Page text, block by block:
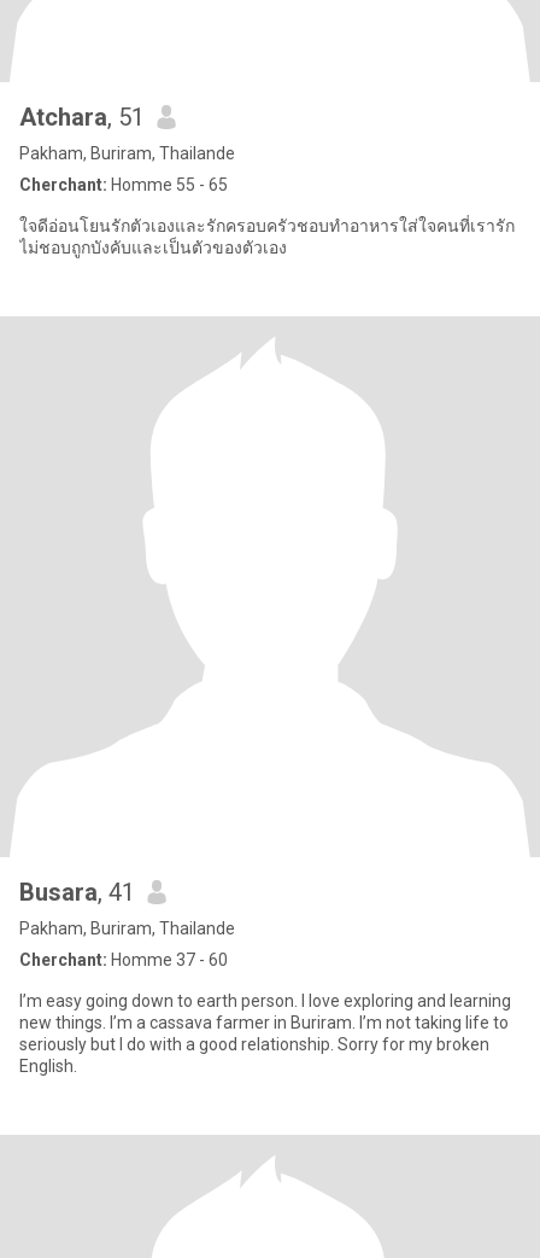
Atchara, 51
Pakham, Buriram, Thailande
Cherchant: Homme 55 - 65
ใจดีอ่อนโยนรักตัวเองและรักครอบครัวชอบทำอาหารใส่ใจคนที่เรารัก
ไม่ชอบถูกบังคับและเป็นตัวของตัวเอง
Busara, 41
Pakham, Buriram, Thailande
Cherchant: Homme 37 - 60
I’m easy going down to earth person. I love exploring and learning
new things. I’m a cassava farmer in Buriram. I’m not taking life to
seriously but I do with a good relationship. Sorry for my broken
English.